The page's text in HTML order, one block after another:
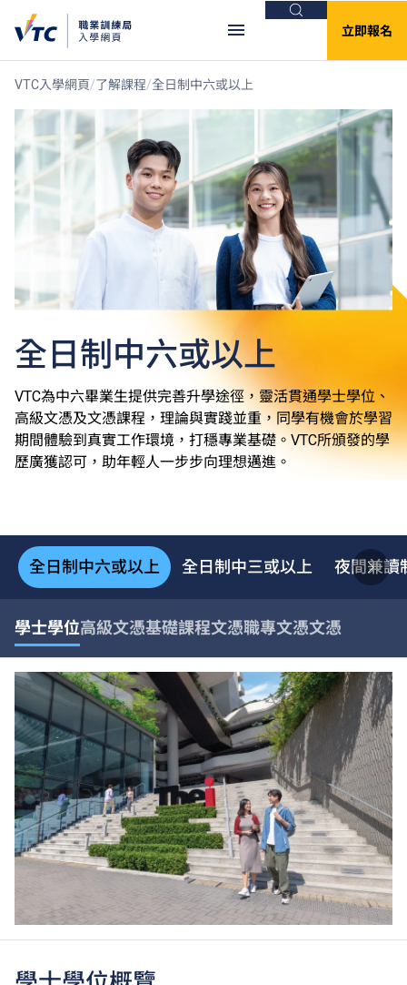
搜尋
立即報名
VTC入學網頁 了解課程 全日制中六或以上
全日制中六或以上
VTC為中六畢業生提供完善升學途徑，靈活貫通學士學位、
高級文憑及文憑課程，理論與實踐並重，同學有機會於學習
期間體驗到真實工作環境，打穩專業基礎。VTC所頒發的學
歷廣獲認可，助年輕人一步步向理想邁進。
全日制中六或以上 全日制中三或以上 夜間兼讀
學士學位高級文憑基礎課程文憑職專文憑文憑